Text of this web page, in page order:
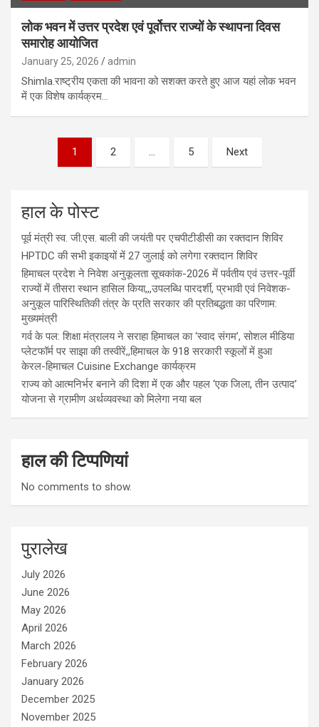
लोक भवन में उत्तर प्रदेश एवं पूर्वोत्तर राज्यों के स्थापना दिवस
समारोह आयोजित
January 25, 2026 admin
Shimla.राष्ट्रीय एकता की भावना को सशक्त करते हुए आज यहां लोक भवन
में एक विशेष कार्यक्रम…
1 2 5 Next
हाल के पोस्ट
पूर्व मंत्री स्व. जी.एस. बाली की जयंती पर एचपीटीडीसी का रक्तदान शिविर
HPTDC की सभी इकाइयों में 27 जुलाई को लगेगा रक्तदान शिविर
हिमाचल प्रदेश ने निवेश अनुकूलता सूचकांक-2026 में पर्वतीय एवं उत्तर-पूर्वी
राज्यों में तीसरा स्थान हासिल किया,,,उपलब्धि पारदर्शी, प्रभावी एवं निवेशक-
अनुकूल पारिस्थितिकी तंत्र के प्रति सरकार की प्रतिबद्धता का परिणाम:
मुख्यमंत्री
गर्व के पल: शिक्षा मंत्रालय ने सराहा हिमाचल का ‘स्वाद संगम’, सोशल मीडिया
प्लेटफॉर्म पर साझा की तस्वीरें,,हिमाचल के 918 सरकारी स्कूलों में हुआ
केरल-हिमाचल Cuisine Exchange कार्यक्रम
राज्य को आत्मनिर्भर बनाने की दिशा में एक और पहल ‘एक जिला, तीन उत्पाद’
योजना से ग्रामीण अर्थव्यवस्था को मिलेगा नया बल
हाल की टिप्पणियां
No comments to show.
पुरालेख
July 2026
June 2026
May 2026
April 2026
March 2026
February 2026
January 2026
December 2025
November 2025